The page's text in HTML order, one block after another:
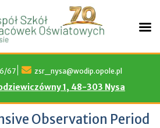
67 zsr_nysa@wodip.opole.pl
1, 48-303 Nysa
Observation Period